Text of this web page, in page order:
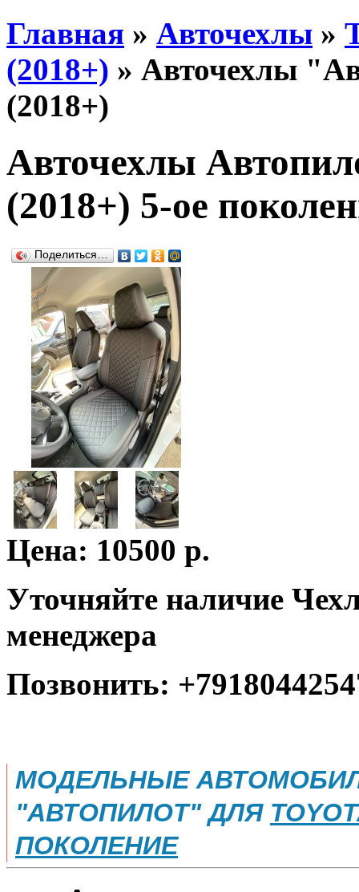
Главная » Авточехлы »
(2018+) » Авточехлы
(2018+)
Авточехлы
(2018+) 5-ое
Поделиться…
Цена: 10500 р.
Уточняйте наличие
менеджера
Позвонить:
МОДЕЛЬНЫЕ
"АВТОПИЛОТ" ДЛЯ
ПОКОЛЕНИЕ